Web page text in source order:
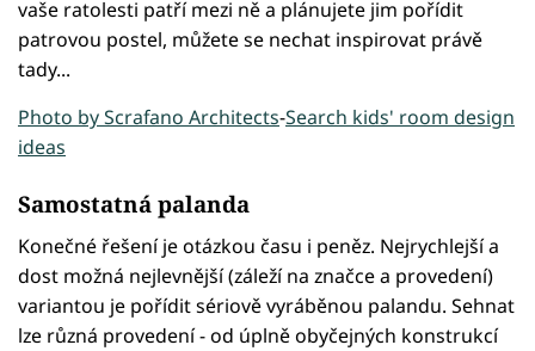
vaše ratolesti patří mezi ně a plánujete jim pořídit
patrovou postel, můžete se nechat inspirovat právě
tady...
Photo by Scrafano Architects-Search kids' room design
ideas
Samostatná palanda
Konečné řešení je otázkou času i peněz. Nejrychlejší a
dost možná nejlevnější (záleží na značce a provedení)
variantou je pořídit sériově vyráběnou palandu. Sehnat
lze různá provedení - od úplně obyčejných konstrukcí